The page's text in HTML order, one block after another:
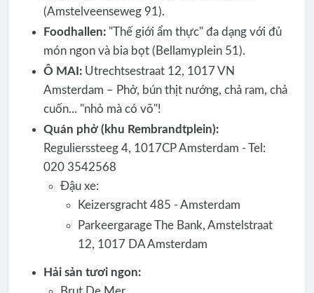
(Amstelveenseweg 91).
Foodhallen:"Thế giới ẩm thực" đa dạng với đủ
món ngon và bia bọt (Bellamyplein 51).
Ô MAI:Utrechtsestraat 12, 1017 VN
Amsterdam – Phở, bún thịt nướng, chả ram, chả
cuốn... "nhỏ mà có võ"!
Quán phở (khu Rembrandtplein):
Regulierssteeg 4, 1017CP Amsterdam - Tel:
020 3542568
Đậu xe:
Keizersgracht 485 - Amsterdam
Parkeergarage The Bank, Amstelstraat
12, 1017 DA Amsterdam
Hải sản tươi ngon: